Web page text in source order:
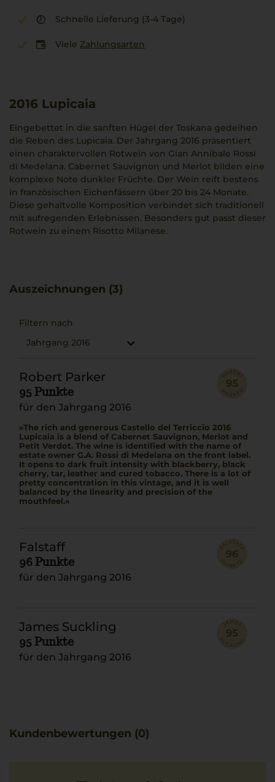
Schnelle Lieferung (3-4 Tage)
Viele Zahlungsarten
2016 Lupicaia
Eingebettet in die sanften Hügel der Toskana gedeihen
die Reben des Lupicaia. Der Jahrgang 2016 präsentiert
einen charaktervollen Rotwein von Gian Annibale Rossi
di Medelana. Cabernet Sauvignon und Merlot bilden eine
komplexe Note dunkler Früchte. Der Wein reift bestens
in französischen Eichenfässern über 20 bis 24 Monate.
Diese gehaltvolle Komposition verbindet sich traditionell
mit aufregenden Erlebnissen. Besonders gut passt dieser
Rotwein zu einem Risotto Milanese.
Auszeichnungen (3)
Filtern nach
Jahrgang 2016
Robert Parker
95 Punkte
für den Jahrgang 2016
The rich and generous Castello del Terriccio 2016
Lupicaia is a blend of Cabernet Sauvignon, Merlot and
Petit Verdot. The wine is identified with the name of
estate owner G.A. Rossi di Medelana on the front label.
It opens to dark fruit intensity with blackberry, black
cherry, tar, leather and cured tobacco. There is a lot of
pretty concentration in this vintage, and it is well
balanced by the linearity and precision of the
mouthfeel.
Falstaff
96 Punkte
für den Jahrgang 2016
James Suckling
95 Punkte
für den Jahrgang 2016
Kundenbewertungen (0)